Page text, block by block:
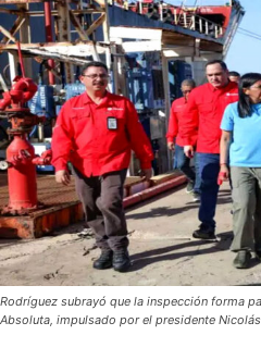
Rodríguez subrayó que la inspección forma
Absoluta, impulsado por el presidente